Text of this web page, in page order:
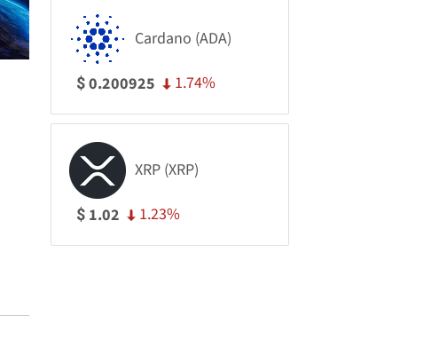
Cardano (ADA)
$0.200925 1.74%
XRP (XRP)
$ 1.02 1.23%